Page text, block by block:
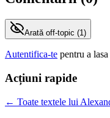
Aratăoff-topic (1)
Autentifica-te pentru a
Acțiuni rapide
← Toate textele lui